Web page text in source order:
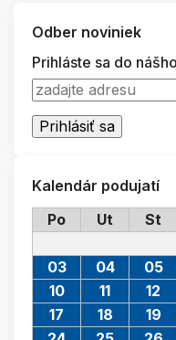
Odber noviniek
Prihláste sa do
Kalendár podujatí
Po
Ut St
03
04 05
10
11 12
17
18 19